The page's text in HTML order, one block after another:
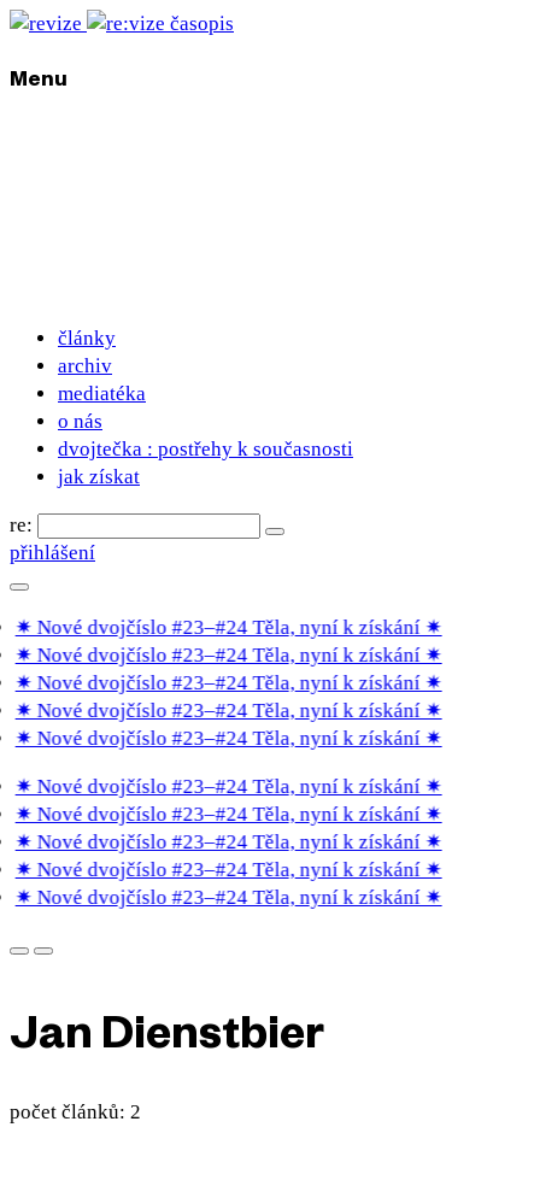
Menu
články
archiv
mediatéka
o nás
dvojtečka : postřehy k současnosti
jak získat
re:
přihlášení
✷ Nové dvojčíslo #23–#24 Těla, nyní k získání ✷
✷ Nové dvojčíslo #23–#24 Těla, nyní k získání ✷
✷ Nové dvojčíslo #23–#24 Těla, nyní k získání ✷
✷ Nové dvojčíslo #23–#24 Těla, nyní k získání ✷
✷ Nové dvojčíslo #23–#24 Těla, nyní k získání ✷
✷ Nové dvojčíslo #23–#24 Těla, nyní k získání ✷
✷ Nové dvojčíslo #23–#24 Těla, nyní k získání ✷
✷ Nové dvojčíslo #23–#24 Těla, nyní k získání ✷
✷ Nové dvojčíslo #23–#24 Těla, nyní k získání ✷
✷ Nové dvojčíslo #23–#24 Těla, nyní k získání ✷
Jan Dienstbier
počet článků: 2